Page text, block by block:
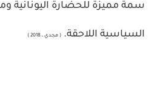
سمة مميزة للحضارة اليونانية
السياسية اللاحقة. ( مجدي ، 2018 )